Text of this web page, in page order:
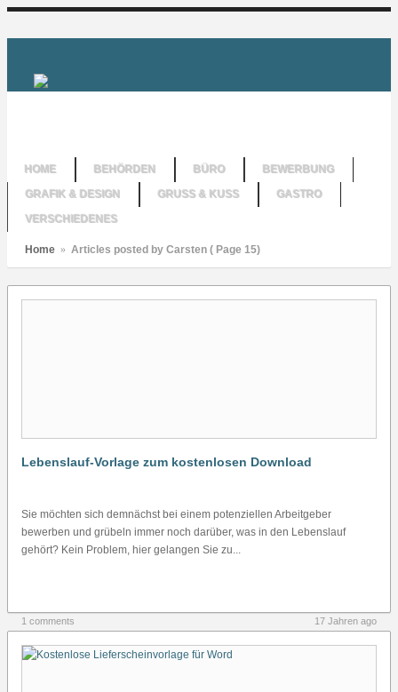
HOME BEHÖRDEN BÜRO
BEWERBUNG
GRAFIK & DESIGN
GRUSS & KUSS
GASTRO
VERSCHIEDENES
Home » Articles posted by Carsten ( Page 15)
Lebenslauf-Vorlage zum kostenlosen Download
Sie möchten sich demnächst bei einem potenziellen Arbeitgeber
bewerben und grübeln immer noch darüber, was in den Lebenslauf
gehört? Kein Problem, hier gelangen Sie zu...
1 comments 17 Jahren ago